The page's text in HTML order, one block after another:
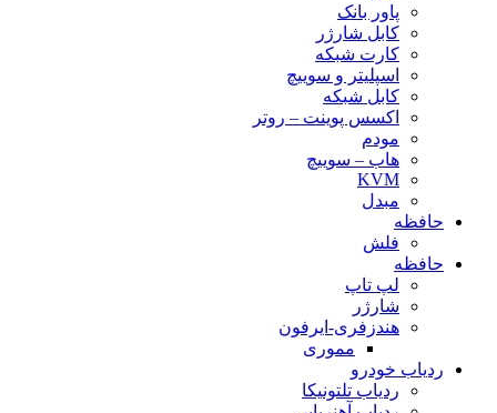
پاور بانک
کابل شارژر
کارت شبکه
اسپلیتر و سوییچ
کابل شبکه
اکسس پوینت – روتر
مودم
هاب – سوییچ
KVM
مبدل
حافظه
فلش
حافظه
لپ تاپ
شارژر
هندزفری-ایرفون
مموری
ردیاب خودرو
ردیاب تلتونیکا